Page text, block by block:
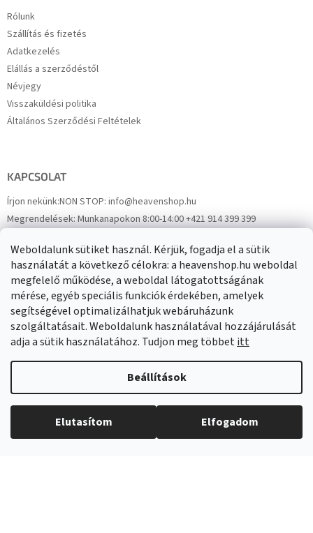
Weboldalunk sütiket használ. Kérjük, fogadja el a sütik
használatát a következő célokra: a heavenshop.hu weboldal
megfelelő működése, a weboldal látogatottságának
mérése, egyéb speciális funkciók érdekében, amelyek
segítségével optimalizálhatjuk webáruházunk
szolgáltatásait. Weboldalunk használatával hozzájárulását
adja a sütik használatához. Tudjon meg többetitt
Beállítások
Elutasítom Elfogadom
Rólunk
Szállítás és fizetés
Adatkezelés
Elállás a szerződéstől
Névjegy
Visszaküldési politika
Általános Szerződési Feltételek
KAPCSOLAT
Írjon nekünk:NON STOP: info@heavenshop.hu
Megrendelések:Munkanapokon 8:00-14:00 +421 914 399 399
FacebookHeavenShop.sk
Eredményeink